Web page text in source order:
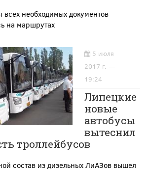
необходимых документов
на маршрутах
5 июля
2017 г. —
19:24
Липецкие
новые
автобусы
вытеснил
троллейбусов
состав из дизельных ЛиАЗов вышел